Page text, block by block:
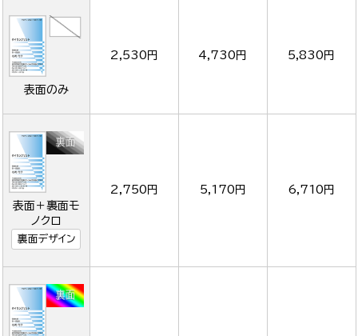
表面のみ
2,530円 4,730円 5,830円
表面＋裏面モ
ノクロ
裏面デザイン
2,750円 5,170円 6,710円